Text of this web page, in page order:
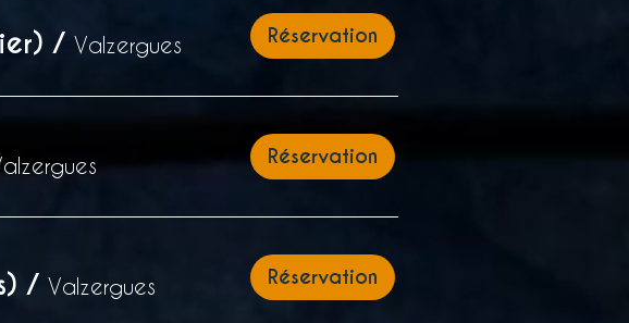
/ Valzergues Réservation
Réservation
/ Valzergues Réservation